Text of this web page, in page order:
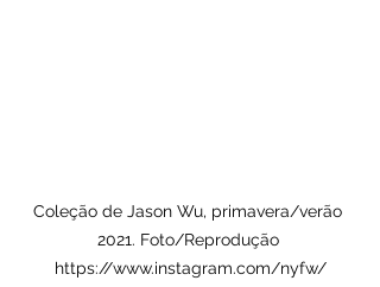
Coleção de Jason Wu, primavera/verão
2021. Foto/Reprodução
https://www.instagram.com/nyfw/